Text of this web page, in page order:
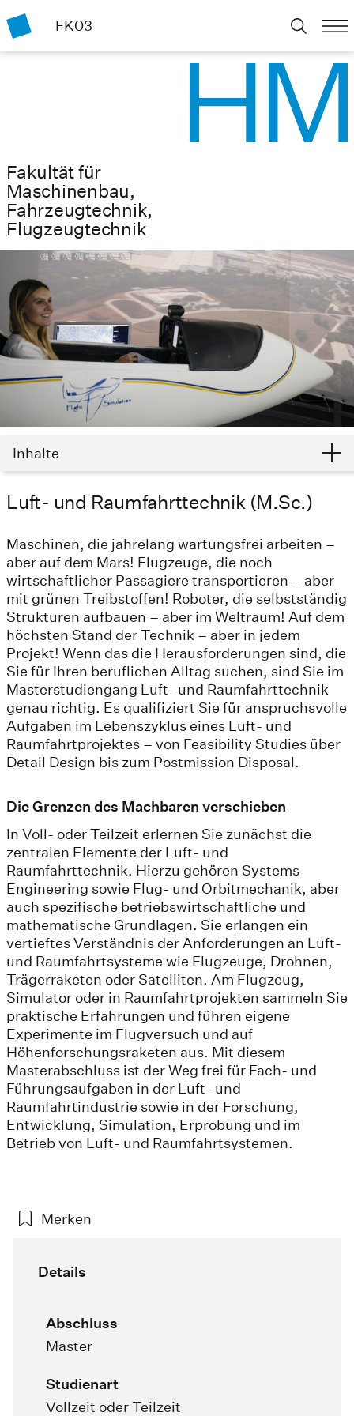
FK03
Fakultät für
Maschinenbau,
Fahrzeugtechnik,
Flugzeugtechnik
Inhalte
Luft- und Raumfahrttechnik (M.Sc.)
Maschinen, die jahrelang wartungsfrei arbeiten –
aber auf dem Mars! Flugzeuge, die noch
wirtschaftlicher Passagiere transportieren – aber
mit grünen Treibstoffen! Roboter, die selbstständig
Strukturen aufbauen – aber im Weltraum! Auf dem
höchsten Stand der Technik – aber in jedem
Projekt! Wenn das die Herausforderungen sind, die
Sie für Ihren beruflichen Alltag suchen, sind Sie im
Masterstudiengang Luft- und Raumfahrttechnik
genau richtig. Es qualifiziert Sie für anspruchsvolle
Aufgaben im Lebenszyklus eines Luft- und
Raumfahrtprojektes – von Feasibility Studies über
Detail Design bis zum Postmission Disposal.
Die Grenzen des Machbaren verschieben
In Voll- oder Teilzeit erlernen Sie zunächst die
zentralen Elemente der Luft- und
Raumfahrttechnik. Hierzu gehören Systems
Engineering sowie Flug- und Orbitmechanik, aber
auch spezifische betriebswirtschaftliche und
mathematische Grundlagen. Sie erlangen ein
vertieftes Verständnis der Anforderungen an Luft-
und Raumfahrtsysteme wie Flugzeuge, Drohnen,
Trägerraketen oder Satelliten. Am Flugzeug,
Simulator oder in Raumfahrtprojekten sammeln Sie
praktische Erfahrungen und führen eigene
Experimente im Flugversuch und auf
Höhenforschungsraketen aus. Mit diesem
Masterabschluss ist der Weg frei für Fach- und
Führungsaufgaben in der Luft- und
Raumfahrtindustrie sowie in der Forschung,
Entwicklung, Simulation, Erprobung und im
Betrieb von Luft- und Raumfahrtsystemen.
Merken
Details
Abschluss
Master
Studienart
Vollzeit oder Teilzeit